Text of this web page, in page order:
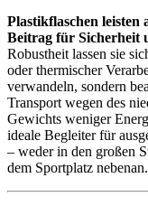
Plastikflaschen leisten
Beitrag für Sicherheit
Robustheit lassen sie
oder thermischer
verwandeln, sondern
Transport wegen des
Gewichts weniger
ideale Begleiter für
– weder in den großen
dem Sportplatz nebenan.